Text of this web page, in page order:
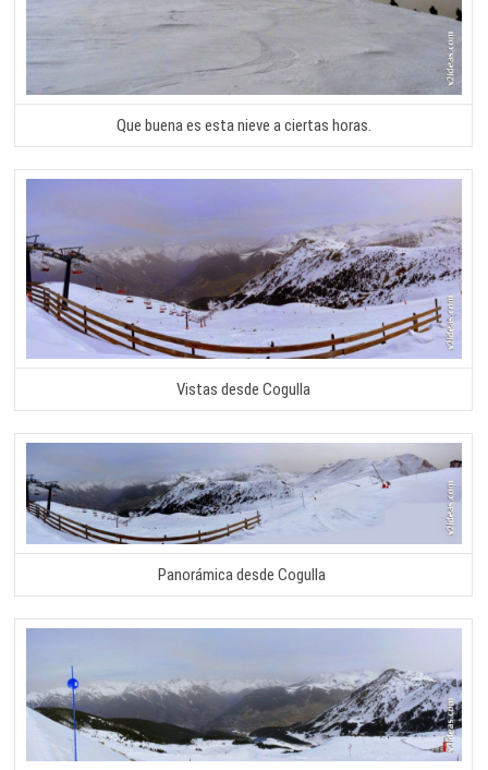
Que buena es esta nieve a ciertas horas.
Vistas desde Cogulla
Panorámica desde Cogulla